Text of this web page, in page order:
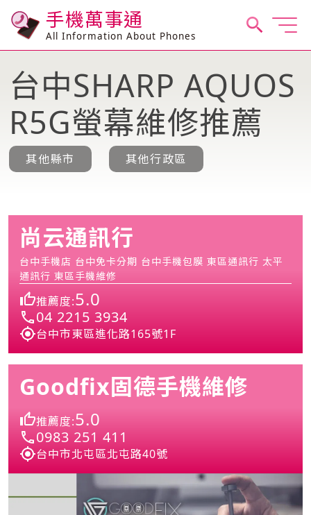
手機萬事通
All Information About Phones
台中SHARP AQUOS
R5G螢幕維修推薦
其他縣市 其他行政區
尚云通訊行
台中手機店 台中免卡分期 台中手機包膜 東區通訊行 太平
通訊行 東區手機維修
推薦度:5.0
04 2215 3934
台中市東區進化路165號1F
Goodfix固德手機維修
推薦度:5.0
0983 251 411
台中市北屯區北屯路40號